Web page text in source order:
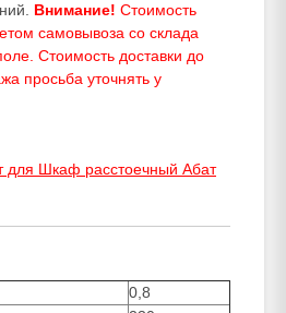
Внимание! Стоимость
самовывоза со склада
Стоимость доставки до
просьба уточнять у
для Шкаф расстоечный Абат
0,8